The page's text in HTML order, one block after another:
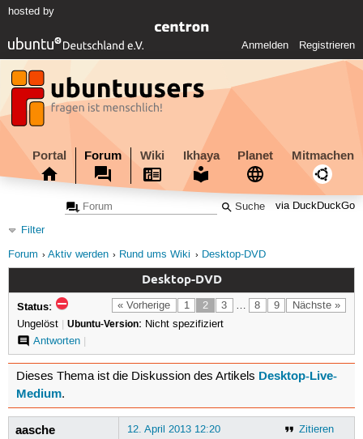
hosted by
Anmelden Registrieren
Portal Forum Wiki Ikhaya Planet Mitmachen
via DuckDuckGo
Filter
Forum
Aktiv werden Rund ums Wiki Desktop-DVD
Desktop-DVD
« Vorherige 1 2 3 … 8 9 Nächste »
Status:
Ungelöst | Ubuntu-Version: Nicht spezifiziert
Antworten|
Dieses Thema ist die Diskussion des Artikels Desktop-Live-
Medium.
aasche Zitieren
12. April 2013 12:20